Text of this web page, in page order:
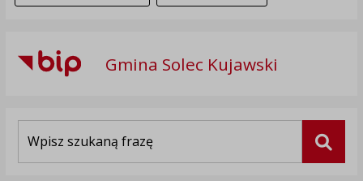
Gmina Solec Kujawski